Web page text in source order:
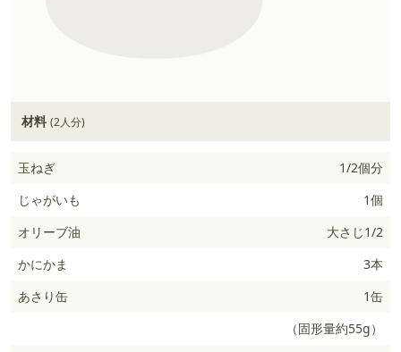
材料 (2人分)
玉ねぎ
1/2個分
じゃがいも
1個
オリーブ油
大さじ1/2
かにかま
3本
あさり缶
1缶
（固形量約55g）